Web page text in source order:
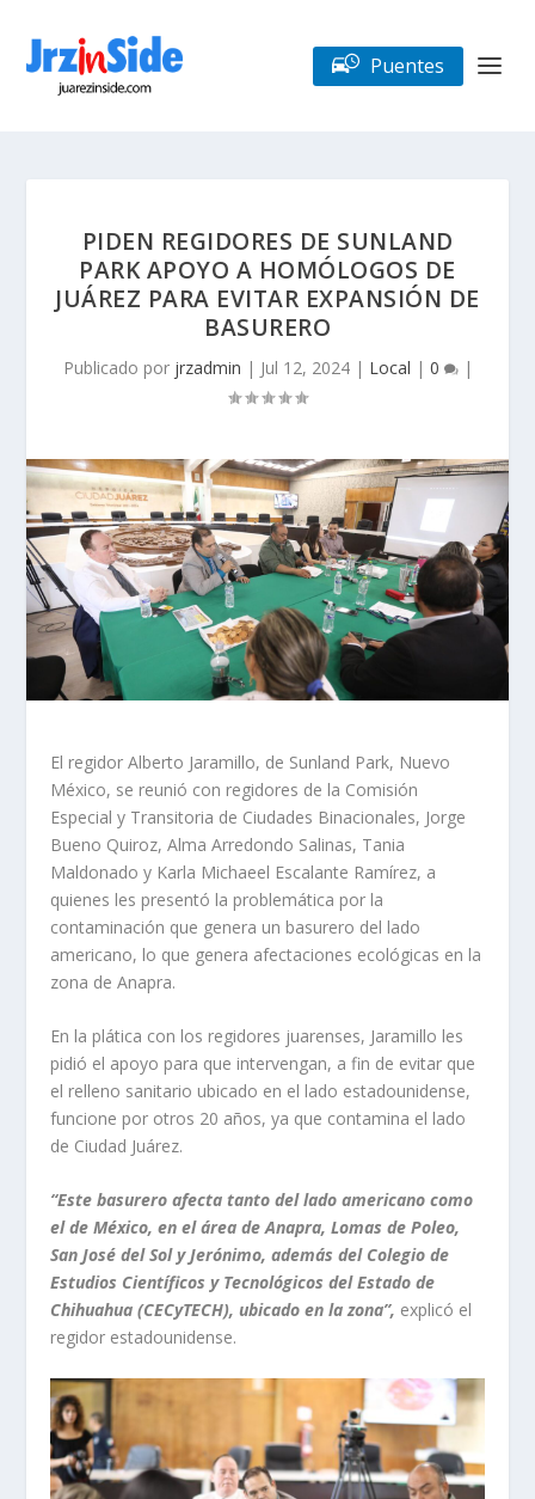
Puentes
PIDEN REGIDORES DE SUNLAND
PARK APOYO A HOMÓLOGOS DE
JUÁREZ PARA EVITAR EXPANSIÓN DE
BASURERO
Publicado por jrzadmin | Jul 12, 2024| Local | 0 |
El regidor Alberto Jaramillo, de Sunland Park, Nuevo
México, se reunió con regidores de la Comisión
Especial y Transitoria de Ciudades Binacionales, Jorge
Bueno Quiroz, Alma Arredondo Salinas, Tania
Maldonado y Karla Michaeel Escalante Ramírez, a
quienes les presentó la problemática por la
contaminación que genera un basurero del lado
americano, lo que genera afectaciones ecológicas en la
zona de Anapra.
En la plática con los regidores juarenses, Jaramillo les
pidió el apoyo para que intervengan, a fin de evitar que
el relleno sanitario ubicado en el lado estadounidense,
funcione por otros 20 años, ya que contamina el lado
de Ciudad Juárez.
“Este basurero afecta tanto del lado americano como
el de México, en el área de Anapra, Lomas de Poleo,
San José del Sol y Jerónimo, además del Colegio de
Estudios Científicos y Tecnológicos del Estado de
Chihuahua (CECyTECH), ubicado en la zona”, explicó el
regidor estadounidense.